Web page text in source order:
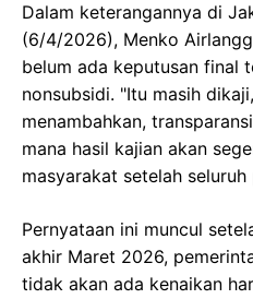
Dalam keterangannya di
(6/4/2026), Menko
belum ada keputusan final
nonsubsidi. "Itu masih
menambahkan,
mana hasil kajian akan
masyarakat setelah
Pernyataan ini muncul
akhir Maret 2026,
tidak akan ada kenaikan